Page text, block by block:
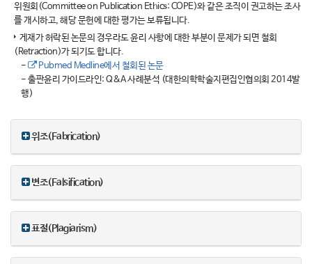
위원회(Committee on Publication Ethics: COPE)와 같은 조직이 권고하는 조사
를 개시하고, 해당 문헌에 대한 평가는 보류됩니다.
게재가 허락된 논문의 경우라도 윤리 사항에 대한 부분이 문제가 되면 철회
(Retraction)가 되기도 합니다.
-
Pubmed Medline에서 철회된 논문
- 출판윤리 가이드라인: Q&A 사례분석 (대한의학학술지편집인협의회 2014발
행)
위조(Fabrication)
변조(Falsification)
표절(Plagiarism)